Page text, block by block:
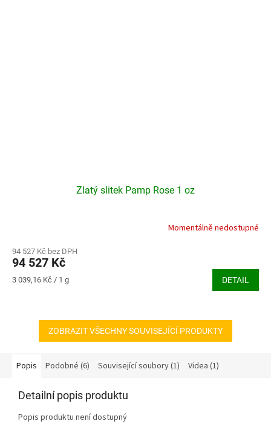
Zlatý slitek Pamp Rose 1 oz
Momentálně nedostupné
94 527 Kč bez DPH
94 527 Kč
Měrná
3 039,16 Kč / 1 g DETAIL
ZOBRAZIT VŠECHNY SOUVISEJÍCÍ PRODUKTY
Popis Podobné (6) Související soubory (1) Videa (1)
Detailní popis produktu
Popis produktu není dostupný